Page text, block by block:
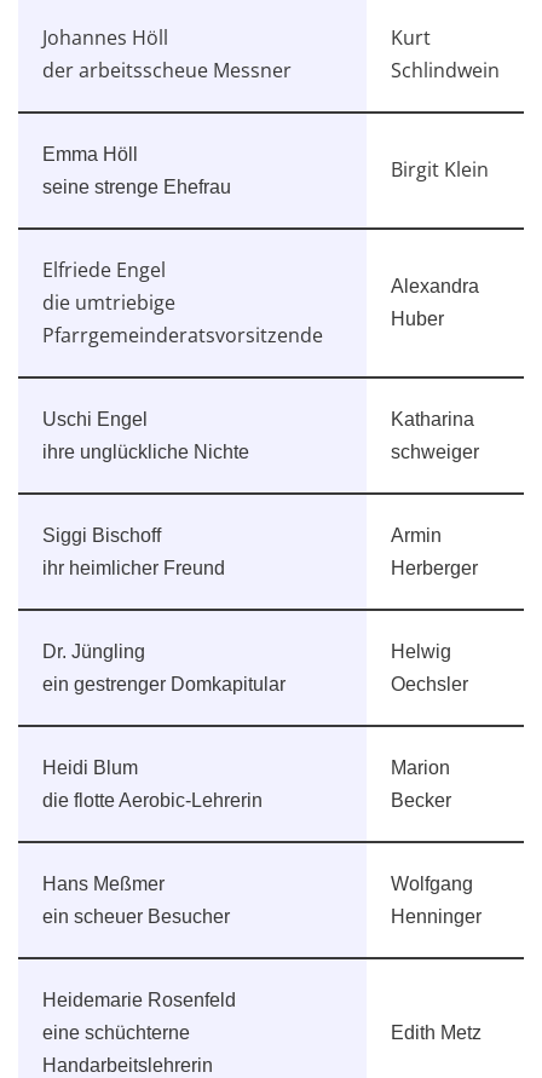
Johannes Höll
der arbeitsscheue Messner
Kurt
Schlindwein
Emma Höll
seine strenge Ehefrau
Birgit Klein
Elfriede Engel
die umtriebige
Pfarrgemeinderatsvorsitzende
Alexandra
Huber
Uschi Engel
ihre unglückliche Nichte
Katharina
schweiger
Siggi Bischoff
ihr heimlicher Freund
Armin
Herberger
Dr. Jüngling
ein gestrenger Domkapitular
Helwig
Oechsler
Heidi Blum
die flotte Aerobic-Lehrerin
Marion
Becker
Hans Meßmer
ein scheuer Besucher
Wolfgang
Henninger
Heidemarie Rosenfeld
eine schüchterne
Handarbeitslehrerin
Edith Metz